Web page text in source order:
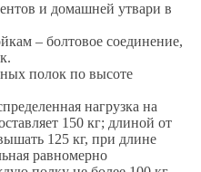
и домашней утвари в
– болтовое соединение,
полок по высоте
нагрузка на
150 кг; длиной от
125 кг, при длине
равномерно